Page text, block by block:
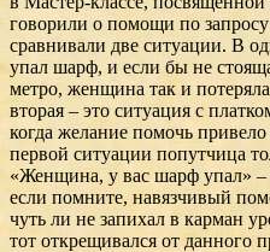
говорили о помощи по
сравнивали две ситуации. В
упал шарф, и если бы не
метро, женщина так и
вторая – это ситуация с
когда желание помочь
первой ситуации попутчица
«Женщина, у вас шарф упал»
если помните, навязчивый
чуть ли не запихал в карман
тот открещивался от данного